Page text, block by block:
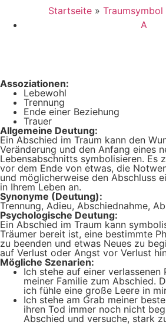
Startseite » Traumsymbol
A
Assoziationen:
Lebewohl
Trennung
Ende einer Beziehung
Trauer
Allgemeine Deutung:
Ein Abschied im Traum kann den
Veränderung und den Anfang eines
Lebensabschnitts symbolisieren. Es
vor dem Ende von etwas, die
und möglicherweise den Abschluss
in Ihrem Leben an.
Synonyme (Deutung):
Trennung, Adieu, Abschiednahme,
Psychologische Deutung:
Ein Abschied im Traum kann
Träumer bereit ist, eine bestimmte
zu beenden und etwas Neues zu
auf Verlust oder Angst vor Verlust
Mögliche Szenarien:
Ich stehe auf einer
meiner Familie zum Abschied.
ich fühle eine große Leere in
Ich stehe am Grab meiner
ihren Tod immer noch nicht
Abschied und versuche, stark